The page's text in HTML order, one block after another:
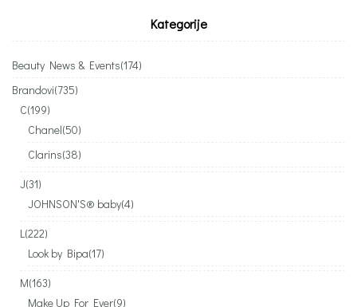
Kategorije
Beauty News & Events(174)
Brandovi(735)
C(199)
Chanel(50)
Clarins(38)
J(31)
JOHNSON'S® baby(4)
L(222)
Look by Bipa(17)
M(163)
Make Up For Ever(9)